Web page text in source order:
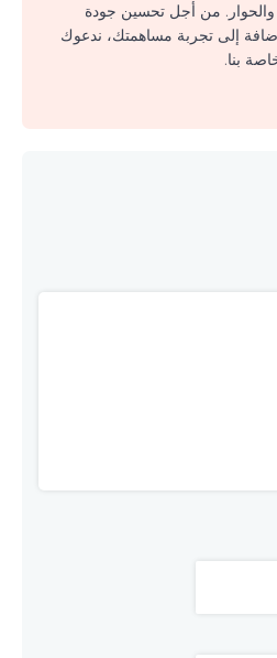
والحوار. من أجل تحسين جودة
إلى تجربة مساهمتك، ندعوك
بنا.